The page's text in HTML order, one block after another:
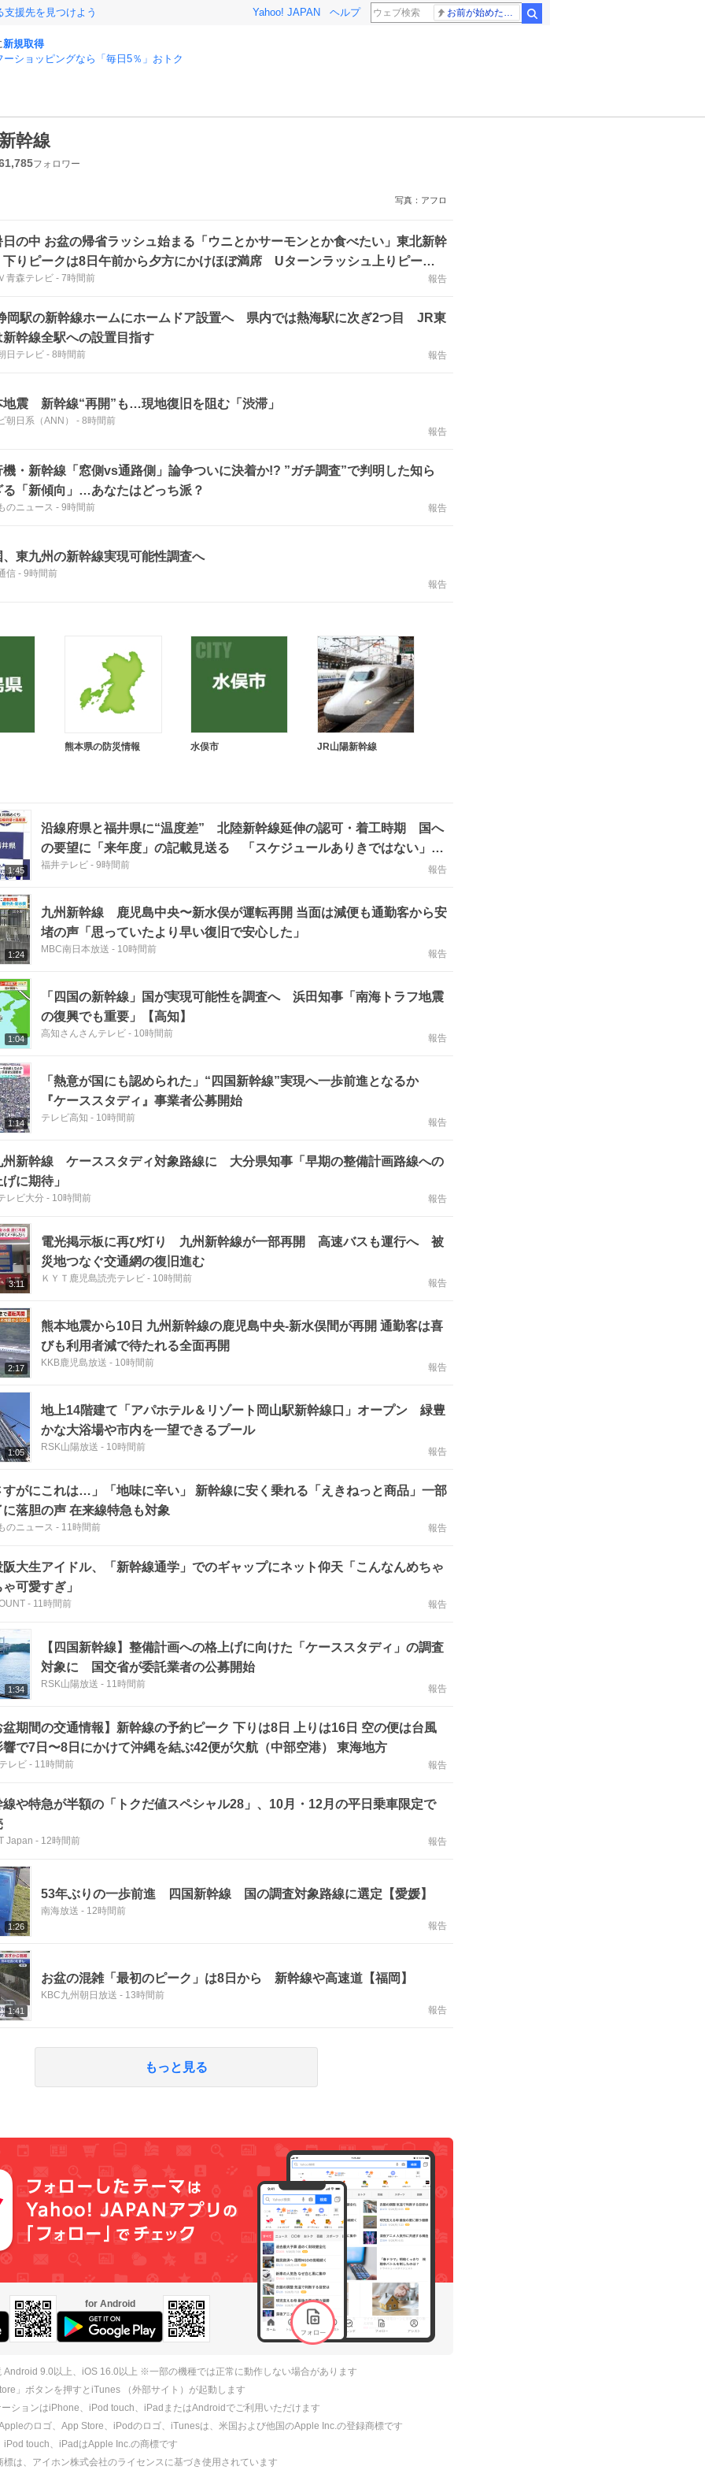
援先を見つけよう Yahoo! JAPAN ヘルプ
新規取得
ーショッピングなら「毎日5％」おトク
幹線
フォロワー
写真：アフロ
日の中 お盆の帰省ラッシュ始まる「ウニとかサーモンとか食べたい」東北新幹
下りピークは8日午前から夕方にかけほぼ満席 Uターンラッシュ上りピーク
日予想
青森テレビ - 7時間前 報告
岡駅の新幹線ホームにホームドア設置へ 県内では熱海駅に次ぎ2つ目 JR東
新幹線全駅への設置目指す
日テレビ - 8時間前 報告
地震 新幹線“再開”も…現地復旧を阻む「渋滞」
朝日系（ANN） - 8時間前
報告
機・新幹線「窓側vs通路側」論争ついに決着か!? ”ガチ調査”で判明した知ら
る「新傾向」…あなたはどっち派？
のニュース - 9時間前 報告
、東九州の新幹線実現可能性調査へ
信 - 9時間前
報告
熊本県の防災情報 水俣市 JR山陽新幹線
1:45
沿線府県と福井県に“温度差” 北陸新幹線延伸の認可・着工時期 国へ
の要望に「来年度」の記載見送る 「スケジュールありきではない」意
見を尊重
福井テレビ - 9時間前 報告
1:24
九州新幹線 鹿児島中央〜新水俣が運転再開 当面は減便も通勤客から安
堵の声「思っていたより早い復旧で安心した」
MBC南日本放送 - 10時間前 報告
1:04
「四国の新幹線」国が実現可能性を調査へ 浜田知事「南海トラフ地震
の復興でも重要」【高知】
高知さんさんテレビ - 10時間前 報告
1:14
「熱意が国にも認められた」“四国新幹線”実現へ一歩前進となるか
『ケーススタディ』事業者公募開始
テレビ高知 - 10時間前 報告
州新幹線 ケーススタディ対象路線に 大分県知事「早期の整備計画路線への
げに期待」
レビ大分 - 10時間前 報告
3:11
電光掲示板に再び灯り 九州新幹線が一部再開 高速バスも運行へ 被
災地つなぐ交通網の復旧進む
ＫＹＴ鹿児島読売テレビ - 10時間前 報告
2:17
熊本地震から10日 九州新幹線の鹿児島中央-新水俣間が再開 通勤客は喜
びも利用者減で待たれる全面再開
KKB鹿児島放送 - 10時間前 報告
1:05
地上14階建て「アパホテル＆リゾート岡山駅新幹線口」オープン 緑豊
かな大浴場や市内を一望できるプール
RSK山陽放送 - 10時間前 報告
すがにこれは…」「地味に辛い」 新幹線に安く乗れる「えきねっと商品」一部
に落胆の声 在来線特急も対象
のニュース - 11時間前 報告
阪大生アイドル、「新幹線通学」でのギャップにネット仰天「こんなんめちゃ
可愛すぎ」
- 11時間前 報告
1:34
【四国新幹線】整備計画への格上げに向けた「ケーススタディ」の調査
対象に 国交省が委託業者の公募開始
RSK山陽放送 - 11時間前 報告
盆期間の交通情報】新幹線の予約ピーク 下りは8日 上りは16日 空の便は台風
響で7日〜8日にかけて沖縄を結ぶ42便が欠航（中部空港） 東海地方
レビ - 11時間前 報告
線や特急が半額の「トクだ値スペシャル28」、10月・12月の平日乗車限定で
Japan - 12時間前 報告
1:26
53年ぶりの一歩前進 四国新幹線 国の調査対象路線に選定【愛媛】
南海放送 - 12時間前
報告
1:41
お盆の混雑「最初のピーク」は8日から 新幹線や高速道【福岡】
KBC九州朝日放送 - 13時間前
報告
もっと見る
for Android
Android 9.0以上、iOS 16.0以上 ※一部の機種では正常に動作しない場合があります
」ボタンを押すとiTunes （外部サイト）が起動します
ションはiPhone、iPod touch、iPadまたはAndroidでご利用いただけます
のロゴ、App Store、iPodのロゴ、iTunesは、米国および他国のApple Inc.の登録商標です
iPod touch、iPadはApple Inc.の商標です
は、アイホン株式会社のライセンスに基づき使用されています